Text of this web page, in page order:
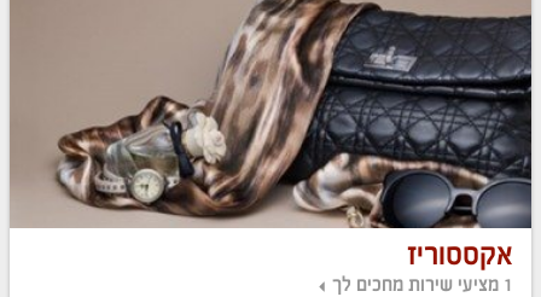
אקססוריז
1 מציעי שירות מחכים לך